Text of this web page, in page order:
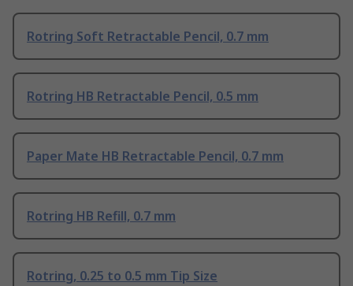
Rotring Soft Retractable Pencil, 0.7 mm
Rotring HB Retractable Pencil, 0.5 mm
Paper Mate HB Retractable Pencil, 0.7 mm
Rotring HB Refill, 0.7 mm
Rotring, 0.25 to 0.5 mm Tip Size